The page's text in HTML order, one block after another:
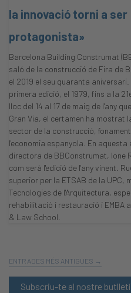
la innovació torni a ser
protagonista»
Barcelona Building Construmat
saló de la construcció de Fira de
el 2019 el seu quaranta aniversari.
primera edició, el 1979, fins a la
lloc del 14 al 17 de maig de l'any
Gran Via, el certamen ha mostrat
sector de la construcció,
l'economia espanyola. En
directora de BBConstrumat, Ione
com serà l'edició de l'any vinent.
superior per la ETSAB de la UPC,
Tecnologies de l'Arquitectura,
rehabilitació i restauració i EMBA
& Law School.
ENTRADES MÉS ANTIGUES →
Subscriu-te al nostre